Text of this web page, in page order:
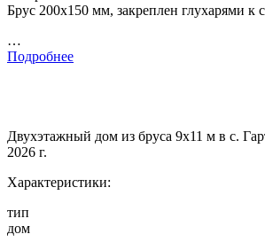
Брус 200х150 мм, закреплен глухарями к
…
Подробнее
Двухэтажный дом из бруса 9х11 м в с.
2026 г.
Характеристики:
тип
дом